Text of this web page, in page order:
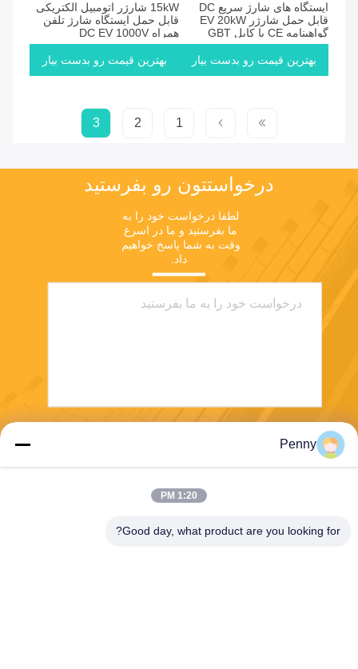
ایستگاه های شارژ سریع DC
قابل حمل شارژر EV 20kW
گواهینامه CE با کابل GBT
CCS2
بهترین قیمت رو بدست بیار
15kW شارژر اتومبیل الکتریکی
قابل حمل ایستگاه شارژ تلفن
همراه DC EV 1000V
بهترین قیمت رو بدست بیار
1
2
3
درخواستتون رو بفرستيد
ما بفرستید و ما در اسرع
داد.
Penny
1:20 PM
Good day, what product are you looking for?